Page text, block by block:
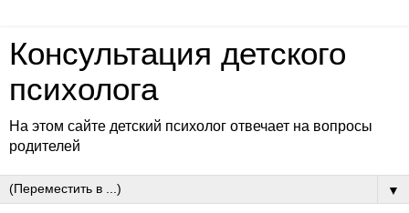
Консультация детского
психолога
На этом сайте детский психолог отвечает на вопросы
родителей
▼